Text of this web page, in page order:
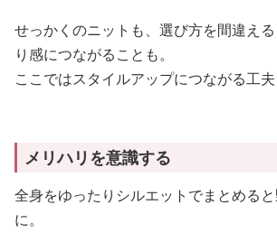
せっかくのニットも、選び方を間違え
り感につながることも。
ここではスタイルアップにつながる工夫
メリハリを意識する
全身をゆったりシルエットでまとめる
に。